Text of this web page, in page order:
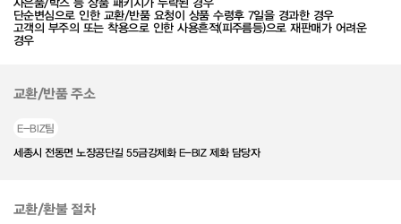
사은품/박스 등 상품 패키지가 누락된 경우
단순변심으로 인한 교환/반품 요청이 상품 수령후 7일을 경과한 경우
고객의 부주의 또는 착용으로 인한 사용흔적(피주름등)으로 재판매가 어려운
경우
교환/반품 주소
E-BIZ팀
세종시 전동면 노장공단길 55금강제화 E-BIZ 제화 담당자
교환/환불 절차